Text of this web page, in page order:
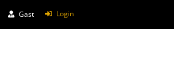
Gast Login